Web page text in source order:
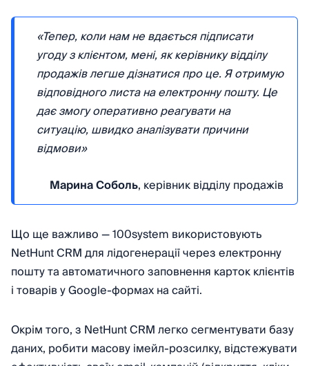
«Тепер, коли нам не вдається підписати
угоду з клієнтом, мені, як керівнику відділу
продажів легше дізнатися про це. Я отримую
відповідного листа на електронну пошту. Це
дає змогу оперативно реагувати на
ситуацію, швидко аналізувати причини
відмови»
Марина Соболь, керівник відділу продажів
Що ще важливо — 100system використовують
NetHunt CRM для лідогенерації через електронну
пошту та автоматичного заповнення карток клієнтів
і товарів у Google-формах на сайті.
Окрім того, з NetHunt СRM легко сегментувати базу
даних, робити масову імейл-розсилку, відстежувати